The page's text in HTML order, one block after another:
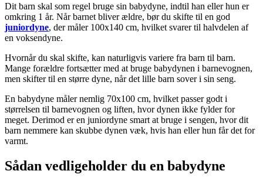
Dit barn skal som regel bruge sin babydyne, indtil han eller hun er
omkring 1 år. Når barnet bliver ældre, bør du skifte til en god
juniordyne, der måler 100x140 cm, hvilket svarer til halvdelen af
en voksendyne.
Hvornår du skal skifte, kan naturligvis variere fra barn til barn.
Mange forældre fortsætter med at bruge babydynen i barnevognen,
men skifter til en større dyne, når det lille barn sover i sin seng.
En babydyne måler nemlig 70x100 cm, hvilket passer godt i
størrelsen til barnevognen og liften, hvor dynen ikke fylder for
meget. Derimod er en juniordyne smart at bruge i sengen, hvor dit
barn nemmere kan skubbe dynen væk, hvis han eller hun får det for
varmt.
Sådan vedligeholder du en babydyne